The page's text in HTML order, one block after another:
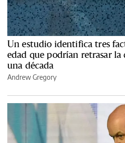
Un estudio identifica tres
edad que podrían retrasar la
una década
Andrew Gregory